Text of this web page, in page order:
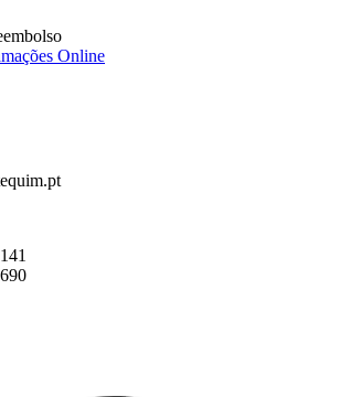
Online